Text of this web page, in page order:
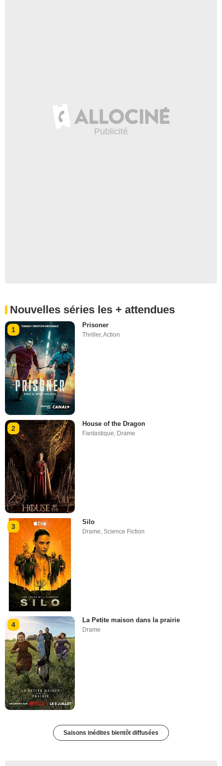
Nouvelles séries les + attendues
1
Prisoner
Thriller,Action
2
House of the Dragon
Fantastique Drame
3
Silo
Drame,Science Fiction
4
La Petite maison dans la prairie
Drame
Saisons inédites bientôt diffusées